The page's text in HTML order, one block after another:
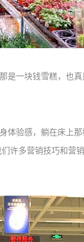
一块钱雪糕，也真
验感，躺在床上那
许多营销技巧和营